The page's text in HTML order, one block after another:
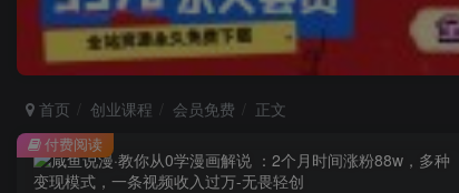
首页 创业课程 会员免费 正文
付费阅读